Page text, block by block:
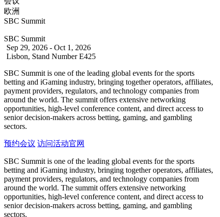
欧洲
SBC Summit
SBC Summit
Sep 29, 2026 - Oct 1, 2026
Lisbon, Stand Number E425
SBC Summit is one of the leading global events for the sports
betting and iGaming industry, bringing together operators, affiliates,
payment providers, regulators, and technology companies from
around the world. The summit offers extensive networking
opportunities, high-level conference content, and direct access to
senior decision-makers across betting, gaming, and gambling
sectors.
预约会议 访问活动官网
SBC Summit is one of the leading global events for the sports
betting and iGaming industry, bringing together operators, affiliates,
payment providers, regulators, and technology companies from
around the world. The summit offers extensive networking
opportunities, high-level conference content, and direct access to
senior decision-makers across betting, gaming, and gambling
sectors.